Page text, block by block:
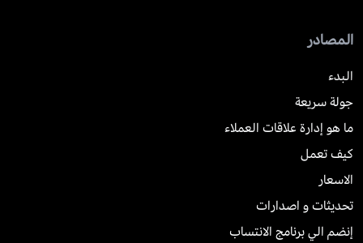
المصادر
البدء
جولة سريعة
ما هو إدارة علاقات العملاء
كيف تعمل
الاسعار
تحديثات و اصدارات
إنضم الي برنامج الانتساب